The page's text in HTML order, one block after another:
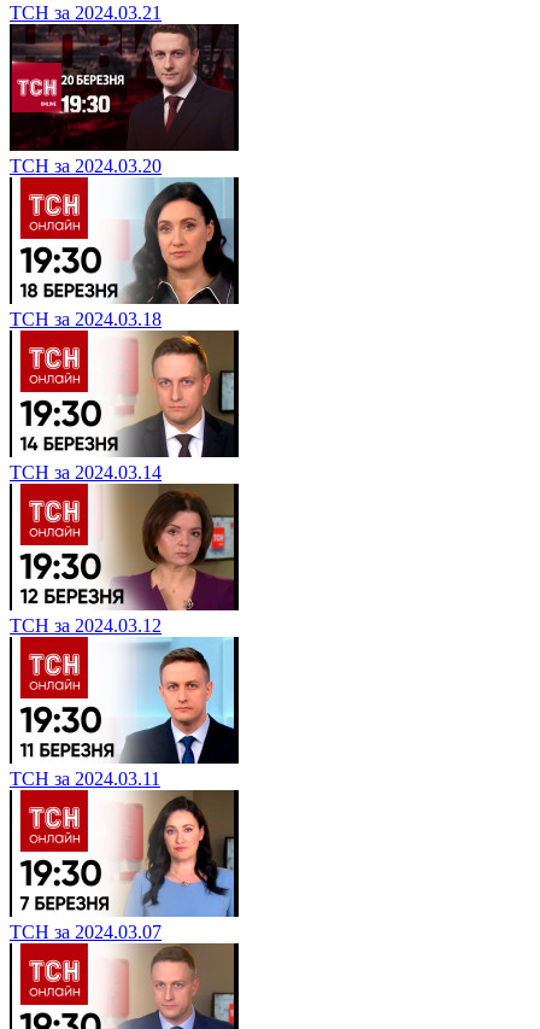
ТСН за 2024.03.21
ТСН за 2024.03.20
ТСН за 2024.03.18
ТСН за 2024.03.14
ТСН за 2024.03.12
ТСН за 2024.03.11
ТСН за 2024.03.07